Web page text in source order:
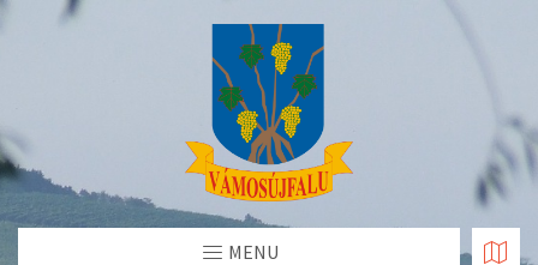
Skip
MENU